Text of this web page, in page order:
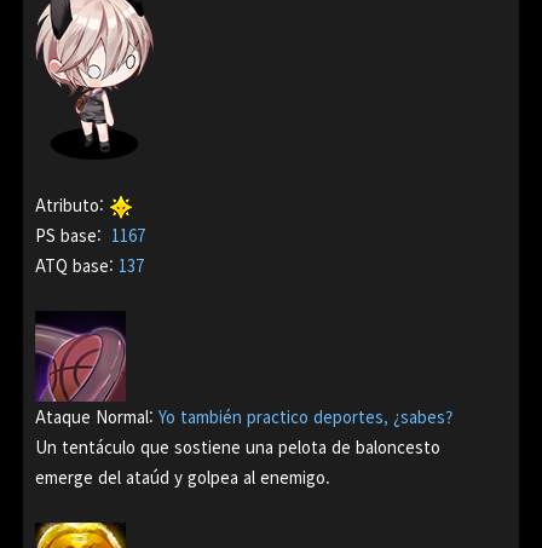
Atributo:
PS base: 1167
ATQ base: 137
Ataque Normal: Yo también practico deportes, ¿sabes?
Un tentáculo que sostiene una pelota de baloncesto
emerge del ataúd y golpea al enemigo.